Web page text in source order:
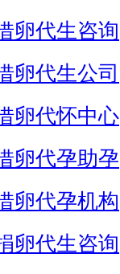
卵代生咨询
卵代生公司
卵代怀中心
卵代孕助孕
卵代孕机构
卵代生咨询